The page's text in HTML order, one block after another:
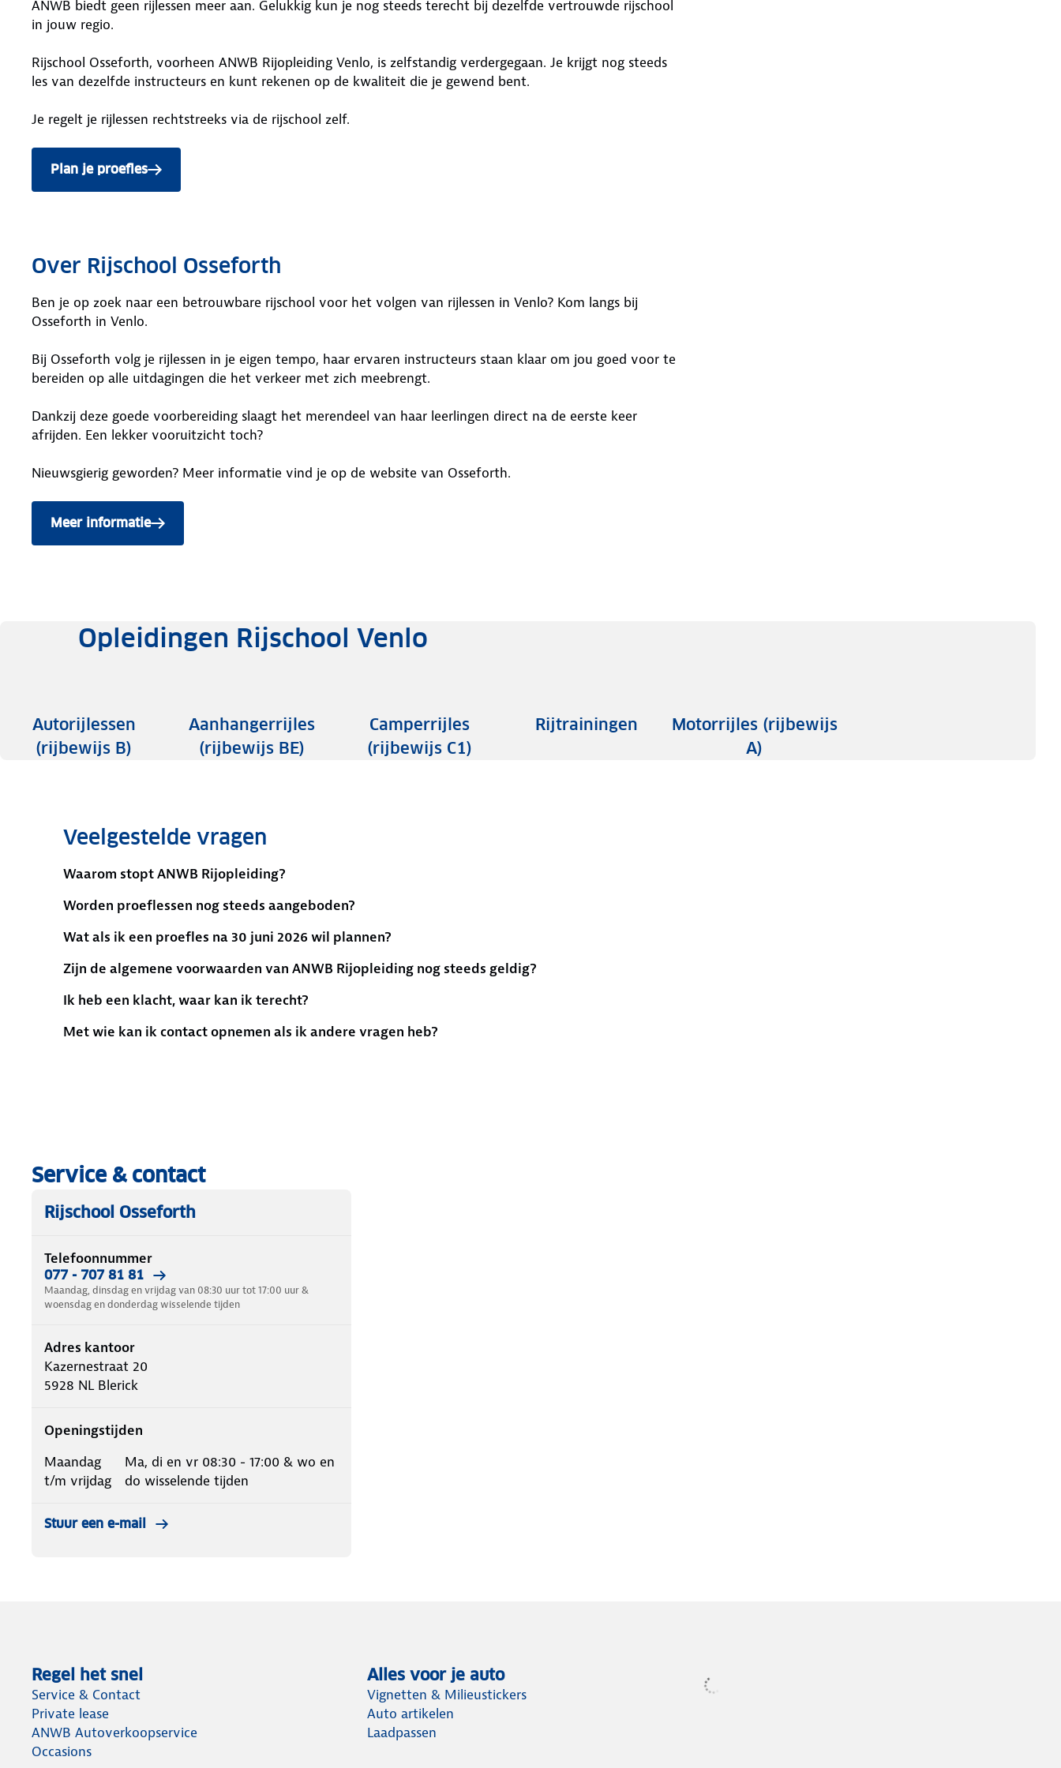
ANWB biedt geen rijlessen meer aan. Gelukkig kun je nog steeds terecht bij dezelfde vertrouwde rijschool
in jouw regio.
Rijschool Osseforth, voorheen ANWB Rijopleiding Venlo, is zelfstandig verdergegaan. Je krijgt nog steeds
les van dezelfde instructeurs en kunt rekenen op de kwaliteit die je gewend bent.
Je regelt je rijlessen rechtstreeks via de rijschool zelf.
Plan je proefles
Over Rijschool Osseforth
Ben je op zoek naar een betrouwbare rijschool voor het volgen van rijlessen in Venlo? Kom langs bij
Osseforth in Venlo.
Bij Osseforth volg je rijlessen in je eigen tempo, haar ervaren instructeurs staan klaar om jou goed voor te
bereiden op alle uitdagingen die het verkeer met zich meebrengt.
Dankzij deze goede voorbereiding slaagt het merendeel van haar leerlingen direct na de eerste keer
afrijden. Een lekker vooruitzicht toch?
Nieuwsgierig geworden? Meer informatie vind je op de website van Osseforth.
Meer informatie
Opleidingen Rijschool Venlo
Autorijlessen
(rijbewijs B)
Aanhangerrijles
(rijbewijs BE)
Camperrijles
(rijbewijs C1)
Rijtrainingen
Motorrijles (rijbewijs
A)
Veelgestelde vragen
Waarom stopt ANWB Rijopleiding?
Worden proeflessen nog steeds aangeboden?
Wat als ik een proefles na 30 juni 2026 wil plannen?
Zijn de algemene voorwaarden van ANWB Rijopleiding nog steeds geldig?
Ik heb een klacht, waar kan ik terecht?
Met wie kan ik contact opnemen als ik andere vragen heb?
Service & contact
Rijschool Osseforth
Telefoonnummer
077 - 707 81 81
Maandag, dinsdag en vrijdag van 08:30 uur tot 17:00 uur &
woensdag en donderdag wisselende tijden
Adres kantoor
Kazernestraat 20
5928 NL Blerick
Openingstijden
Maandag
t/m vrijdag
Ma, di en vr 08:30 - 17:00 & wo en
do wisselende tijden
Stuur een e-mail
Regel het snel
Service & Contact
Private lease
ANWB Autoverkoopservice
Occasions
Alles voor je auto
Vignetten & Milieustickers
Auto artikelen
Laadpassen